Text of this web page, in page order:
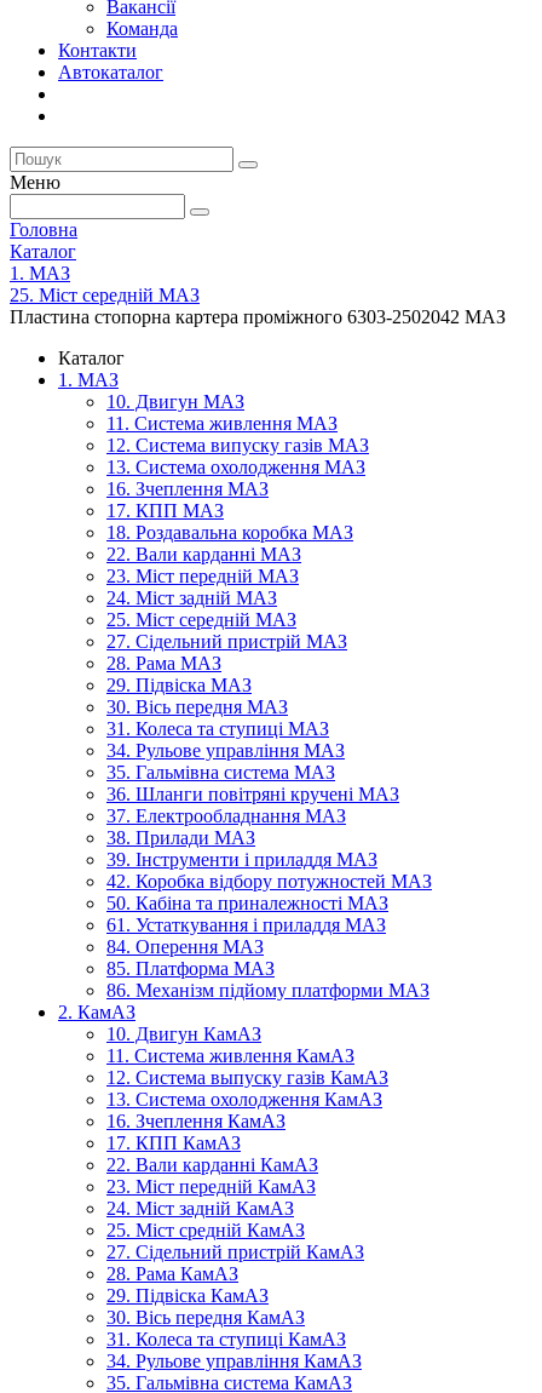
Вакансії
Команда
Контакти
Автокаталог
Меню
Головна
Каталог
1. МАЗ
25. Міст середній МАЗ
Пластина стопорна картера проміжного 6303-2502042 МАЗ
Каталог
1. МАЗ
10. Двигун МАЗ
11. Система живлення МАЗ
12. Система випуску газів МАЗ
13. Система охолодження МАЗ
16. Зчеплення МАЗ
17. КПП МАЗ
18. Роздавальна коробка МАЗ
22. Вали карданні МАЗ
23. Міст передній МАЗ
24. Міст задній МАЗ
25. Міст середній МАЗ
27. Сідельний пристрій МАЗ
28. Рама МАЗ
29. Підвіска МАЗ
30. Вісь передня МАЗ
31. Колеса та ступиці МАЗ
34. Рульове управління МАЗ
35. Гальмівна система МАЗ
36. Шланги повітряні кручені МАЗ
37. Електрообладнання МАЗ
38. Прилади МАЗ
39. Інструменти і приладдя МАЗ
42. Коробка відбору потужностей МАЗ
50. Кабіна та приналежності МАЗ
61. Устаткування і приладдя МАЗ
84. Оперення МАЗ
85. Платформа МАЗ
86. Механізм підйому платформи МАЗ
2. КамАЗ
10. Двигун КамАЗ
11. Система живлення КамАЗ
12. Система выпуску газів КамАЗ
13. Система охолодження КамАЗ
16. Зчеплення КамАЗ
17. КПП КамАЗ
22. Вали карданні КамАЗ
23. Міст передній КамАЗ
24. Міст задній КамАЗ
25. Міст средній КамАЗ
27. Сідельний пристрій КамАЗ
28. Рама КамАЗ
29. Підвіска КамАЗ
30. Вісь передня КамАЗ
31. Колеса та ступиці КамАЗ
34. Рульове управління КамАЗ
35. Гальмівна система КамАЗ